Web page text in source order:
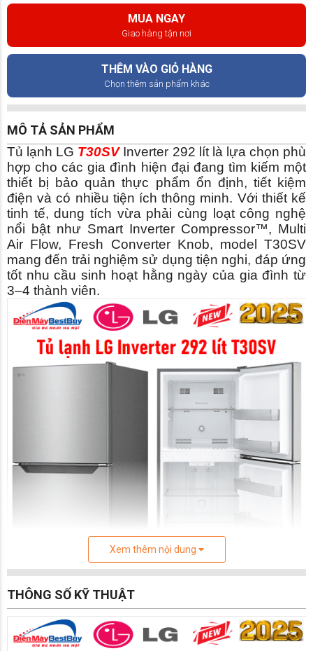
MUA NGAY
Giao hàng tận nơi
THÊM VÀO GIỎ HÀNG
Chọn thêm sản phẩm khác
MÔ TẢ SẢN PHẨM
Tủ lạnh LG T30SV Inverter 292 lít là lựa chọn phù
hợp cho các gia đình hiện đại đang tìm kiếm một
thiết bị bảo quản thực phẩm ổn định, tiết kiệm
điện và có nhiều tiện ích thông minh. Với thiết kế
tinh tế, dung tích vừa phải cùng loạt công nghệ
nổi bật như Smart Inverter Compressor™, Multi
Air Flow, Fresh Converter Knob, model T30SV
mang đến trải nghiệm sử dụng tiện nghi, đáp ứng
tốt nhu cầu sinh hoạt hằng ngày của gia đình từ
3–4 thành viên.
Xem thêm nội dung
THÔNG SỐ KỸ THUẬT